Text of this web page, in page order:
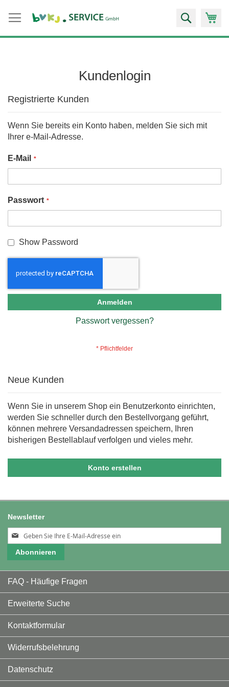
Zum
Inhalt
springen
Suche
Kundenlogin
Registrierte Kunden
Wenn Sie bereits ein Konto haben, melden Sie sich mit
Ihrer e-Mail-Adresse.
E-Mail
Passwort
Show Password
Anmelden
Passwort vergessen?
Neue Kunden
Wenn Sie in unserem Shop ein Benutzerkonto einrichten,
werden Sie schneller durch den Bestellvorgang geführt,
können mehrere Versandadressen speichern, Ihren
bisherigen Bestellablauf verfolgen und vieles mehr.
Konto erstellen
Newsletter
Melden
Sie
sich
unseren
Newsletter
an:
Abonnieren
FAQ - Häufige Fragen
Erweiterte Suche
Kontaktformular
Widerrufsbelehrung
Datenschutz